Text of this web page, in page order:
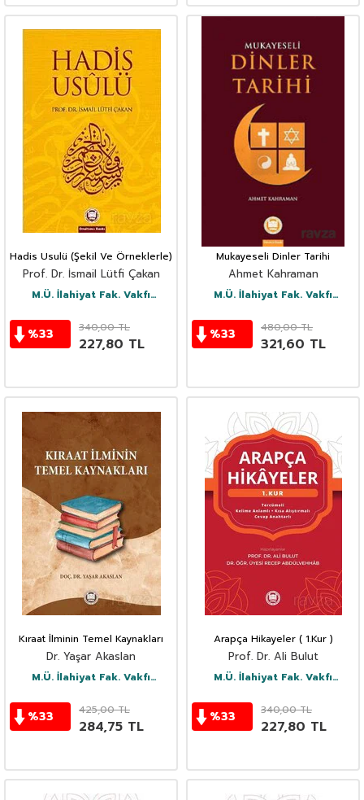
Hadis Usulü (Şekil Ve Örneklerle)
Prof. Dr. İsmail Lütfi Çakan
M.Ü. İlahiyat Fak. Vakfı
%33 340,00TL
227,80 TL
Mukayeseli Dinler Tarihi
Ahmet Kahraman
M.Ü. İlahiyat Fak. Vakfı
%33 480,00TL
321,60 TL
Kıraat İlminin Temel Kaynakları
Dr. Yaşar Akaslan
M.Ü. İlahiyat Fak. Vakfı
%33 425,00TL
284,75 TL
Arapça Hikayeler ( 1.Kur )
Prof. Dr. Ali Bulut
M.Ü. İlahiyat Fak. Vakfı
%33 340,00TL
227,80 TL